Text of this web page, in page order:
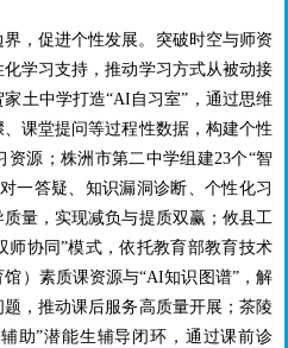
，促进个性发展。突破时空与师资
学习支持，推动学习方式从被动接
土中学打造“AI 自习室”，通过思维
课堂提问等过程性数据，构建个性
资源；株洲市第二中学组建23个“智
一答疑、知识漏洞诊断、个性化习
量，实现减负与提质双赢；攸县工
师协同”模式，依托教育部教育技术
）素质课资源与“AI知识图谱”，解
，推动课后服务高质量开展；茶陵
辅助”潜能生辅导闭环，通过课前诊